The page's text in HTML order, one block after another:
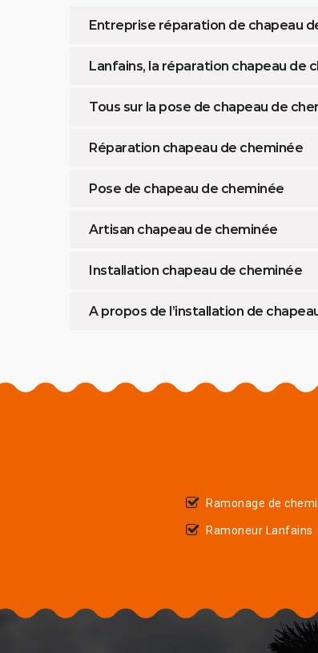
Entreprise réparation de chapeau
Lanfains, la réparation chapeau de
Tous sur la pose de chapeau de
Réparation chapeau de cheminée
Pose de chapeau de cheminée
Artisan chapeau de cheminée
Installation chapeau de cheminée
A propos de l’installation de
Ramonage de
Ramoneur Lanfains